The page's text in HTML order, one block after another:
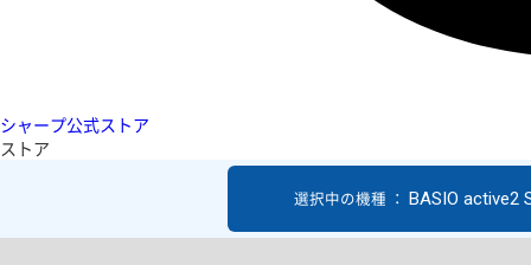
シャープ公式ストア
ストア
選択中の機種 ： BASIO active2